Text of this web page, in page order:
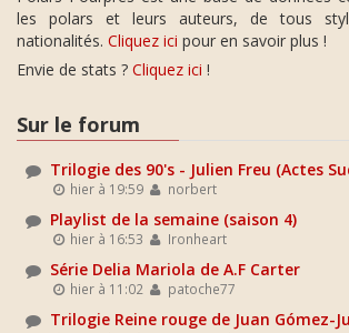
les polars et leurs auteurs, de tous
nationalités. Cliquez ici pour en savoir plus !
Envie de stats ? Cliquez ici !
Sur le forum
Trilogie des 90's - Julien Freu (Actes
hier à 19:59 norbert
Playlist de la semaine (saison 4)
hier à 16:53 Ironheart
Série Delia Mariola de A.F Carter
hier à 11:02 patoche77
Trilogie Reine rouge de Juan Gómez-